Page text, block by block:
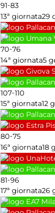
91-83
13ª giornata29
70-76
14ª giornata5
107-110
15ª giornata12
80-75
16ª giornata18
81-96
17ª giornata26